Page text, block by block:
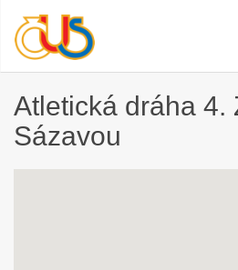
Atletická dráha 4.
Sázavou